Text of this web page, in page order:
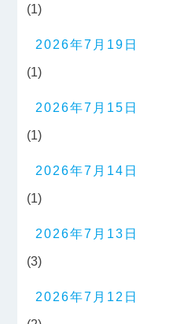
(1)
2026年7月19日
(1)
2026年7月15日
(1)
2026年7月14日
(1)
2026年7月13日
(3)
2026年7月12日